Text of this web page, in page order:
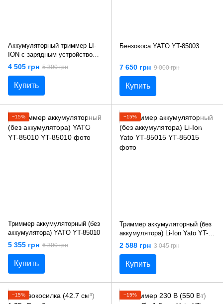
Аккумуляторный триммер LI-
ION с зарядным устройством
YATO YT-82830
4 505 грн 5 300 грн
Купить
Бензокоса YATO YT-85003
7 650 грн 9 000 грн
Купить
−15%
Триммер аккумуляторный (без
аккумулятора) YATO YT-85010
5 355 грн 6 300 грн
Купить
−15%
Триммер аккумуляторный (без
аккумулятора) Li-Ion Yato YT-
85015
2 588 грн 3 045 грн
Купить
−15% −15%